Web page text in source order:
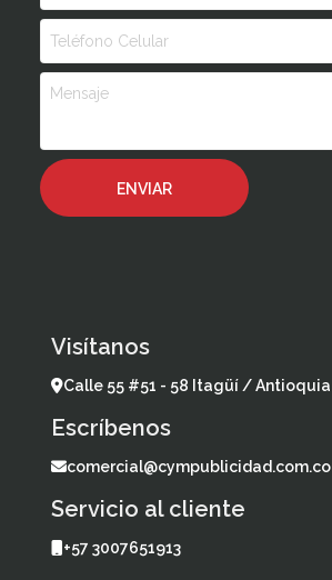
Visítanos
Calle 55 #51 - 58 Itagüí / Antioquia
Escríbenos
comercial@cympublicidad.com.co
Servicio al cliente
+57 3007651913